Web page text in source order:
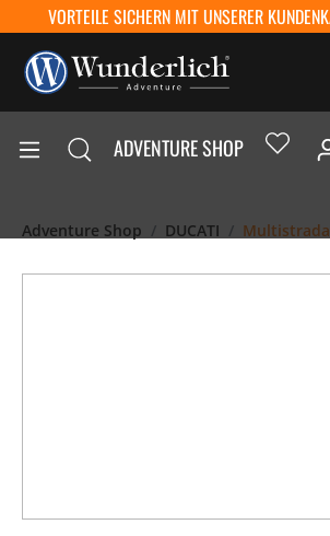
VORTEILE SICHERN MIT UNSERER
ADVENTURE SHOP
Adventure Shop DUCATI Multistrada